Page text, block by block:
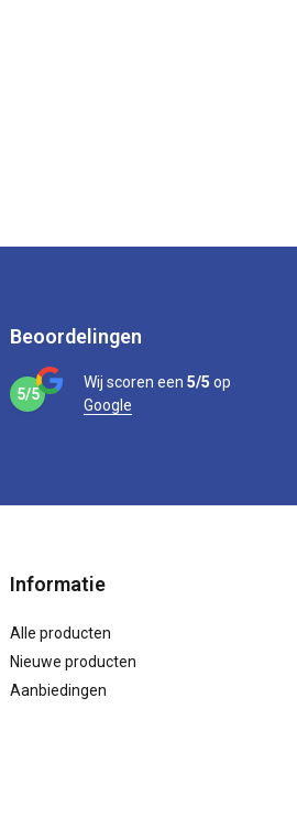
Beoordelingen
5/5
Wij scoren een 5/5 op
Google
Informatie
Alle producten
Nieuwe producten
Aanbiedingen